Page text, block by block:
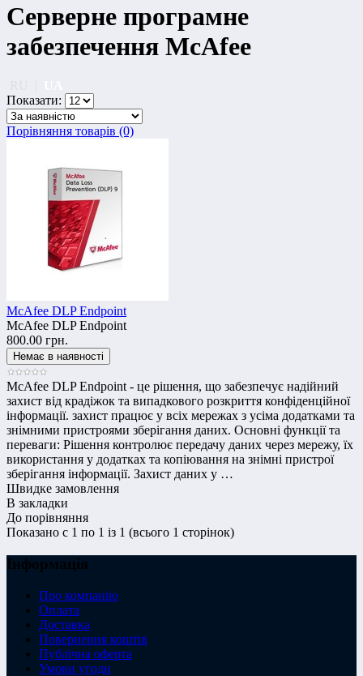
Серверне програмне
забезпечення McAfee
Показати:
Порівняння товарів (0)
McAfee DLP Endpoint
McAfee DLP Endpoint
800.00 грн.
McAfee DLP Endpoint - це рішення, що забезпечує надійний
захист від крадіжок та випадкового розкриття конфіденційної
інформації. захист працює у всіх мережах з усіма додатками та
знімними пристроями зберігання даних. Основні функції та
переваги: Рішення контролює передачу даних через мережу, їх
використання у додатках та копіювання на знімні пристрої
зберігання інформації. Захист даних у …
Швидке замовлення
В закладки
До порівняння
Показано с 1 по 1 із 1 (всього 1 сторінок)
Інформація
Про компанію
Оплата
Доставка
Повернення коштів
Публічна оферта
Умови угоди